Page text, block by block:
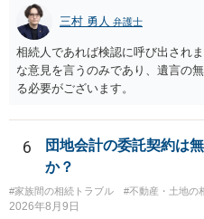
言えると思います。
三村 勇人 弁護士
相続人であれば検認に呼び出され
な意見を言うのみであり、遺言の
る必要がございます。
6
団地会計の委託契約は
か？
#家族間の相続トラブル #不動産・土地の
2026年8月9日